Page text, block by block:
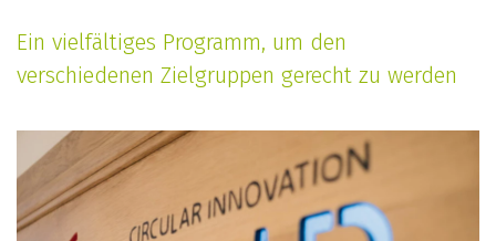
Ein vielfältiges Programm, um den
verschiedenen Zielgruppen gerecht zu werden